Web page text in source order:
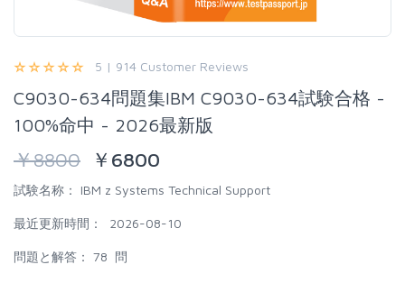
5 | 914 Customer Reviews
C9030-634問題集IBM C9030-634試験合格 -
100%命中 - 2026最新版
￥8800 ￥ 6800
試験名称： IBM z Systems Technical Support
最近更新時間： 2026-08-10
問題と解答： 78 問